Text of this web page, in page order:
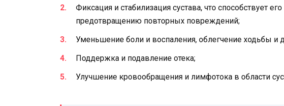
Фиксация и стабилизация сустава, что способствует
предотвращению повторных повреждений;
Уменьшение боли и воспаления, облегчение ходьбы и
Поддержка и подавление отека;
Улучшение кровообращения и лимфотока в области